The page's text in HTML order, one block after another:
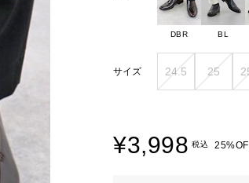
DBR BL
サイズ 24.5 25
¥3,998 税込